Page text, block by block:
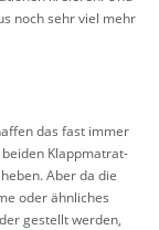
noch sehr viel mehr
das fast immer
bei­den Klapp­ma­trat­
Aber da die
oder ähn­li­ches
ge­stellt wer­den,